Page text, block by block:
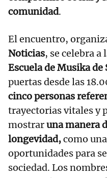
comunidad.
El encuentro,
Noticias, se celebra a
Escuela de Musika de
puertas desde las
cinco personas
trayectorias vitales y
mostraruna manera
longevidad,como
oportunidades para
sociedad. Los